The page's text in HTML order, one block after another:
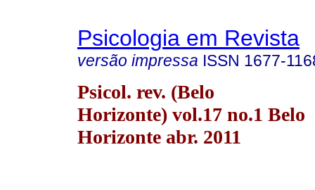
Psicologia em Revista
versão impressa ISSN 1677-
Psicol. rev. (Belo
Horizonte) vol.17 no.1 Belo
Horizonte abr. 2011